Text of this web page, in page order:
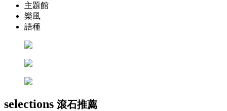
主題館
樂風
語種
selections 滾石推薦